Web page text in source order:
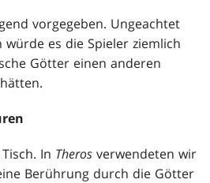
vorgegeben. Ungeachtet
es die Spieler ziemlich
Götter einen anderen
In Theros verwendeten wir
Berührung durch die Götter